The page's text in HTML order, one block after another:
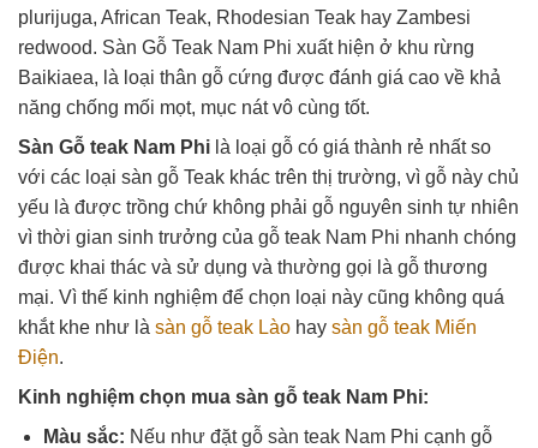
plurijuga, African Teak, Rhodesian Teak hay Zambesi
redwood. Sàn Gỗ Teak Nam Phi xuất hiện ở khu rừng
Baikiaea, là loại thân gỗ cứng được đánh giá cao về khả
năng chống mối mọt, mục nát vô cùng tốt.
Sàn Gỗ teak Nam Phi là loại gỗ có giá thành rẻ nhất so
với các loại sàn gỗ Teak khác trên thị trường, vì gỗ này chủ
yếu là được trồng chứ không phải gỗ nguyên sinh tự nhiên
vì thời gian sinh trưởng của gỗ teak Nam Phi nhanh chóng
được khai thác và sử dụng và thường gọi là gỗ thương
mại. Vì thế kinh nghiệm để chọn loại này cũng không quá
khắt khe như là sàn gỗ teak Lào hay sàn gỗ teak Miến
Điện.
Kinh nghiệm chọn mua sàn gỗ teak Nam Phi:
Màu sắc: Nếu như đặt gỗ sàn teak Nam Phi cạnh gỗ